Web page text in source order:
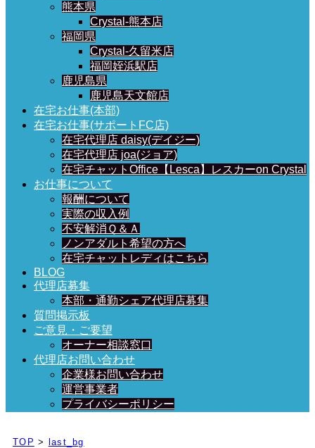
熊本県
Crystal-熊本店
福岡県
Crystal-久留米店
福岡姪浜駅店
鹿児島県
鹿児島天文館店
在宅お仕事(本部)
在宅お仕事(サポートFC店)
在宅代理店 daisy(デイジー)
在宅代理店 joa(ジョア)
在宅チャットOffice【Lesca】レスカーon Crystal
お仕事について
報酬について
実際の収入例
不安解消Ｑ＆Ａ
ノンアダルト希望の方へ
在宅チャットレディはこちら
BLOG
代理店募集
本部・通勤シェア代理店募集
質問掲示板
ご意見・ご要望
オーナー相談窓口
代理店お問い合わせ
企業様お問い合わせ
運営事業者
プライバシーポリシー
TOP > last_bg